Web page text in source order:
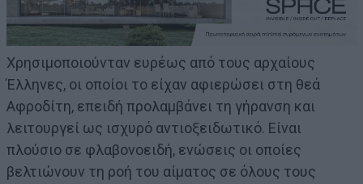
Χρησιμοποιούνταν ευρέως από τους αρχαίους
Έλληνες, οι οποίοι το είχαν αφιερώσει στη θεά
Αφροδίτη, επειδή προλαμβάνει τη γήρανση και
λειτουργεί ως ισχυρό αντιοξειδωτικό. Είναι
πλούσιο σε φλαβονοειδή, ενώσεις οι οποίες
βελτιώνουν τη ροή του αίματος σε όλους τους